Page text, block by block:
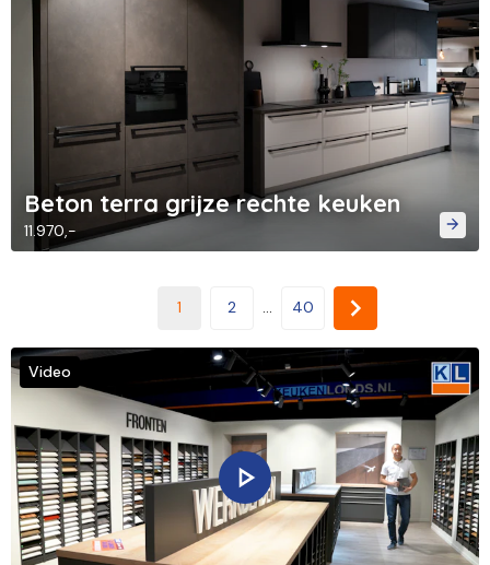
Beton terra grijze rechte keuken
11.970,-
1 2 ... 40
Video